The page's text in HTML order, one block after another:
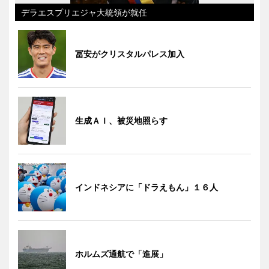
デラエスプリエジャ大統領が就任
冨安がクリスタルパレス加入
生成ＡＩ、被災地照らす
インドネシアに「ドラえもん」１６人
ホルムズ通航で「進展」